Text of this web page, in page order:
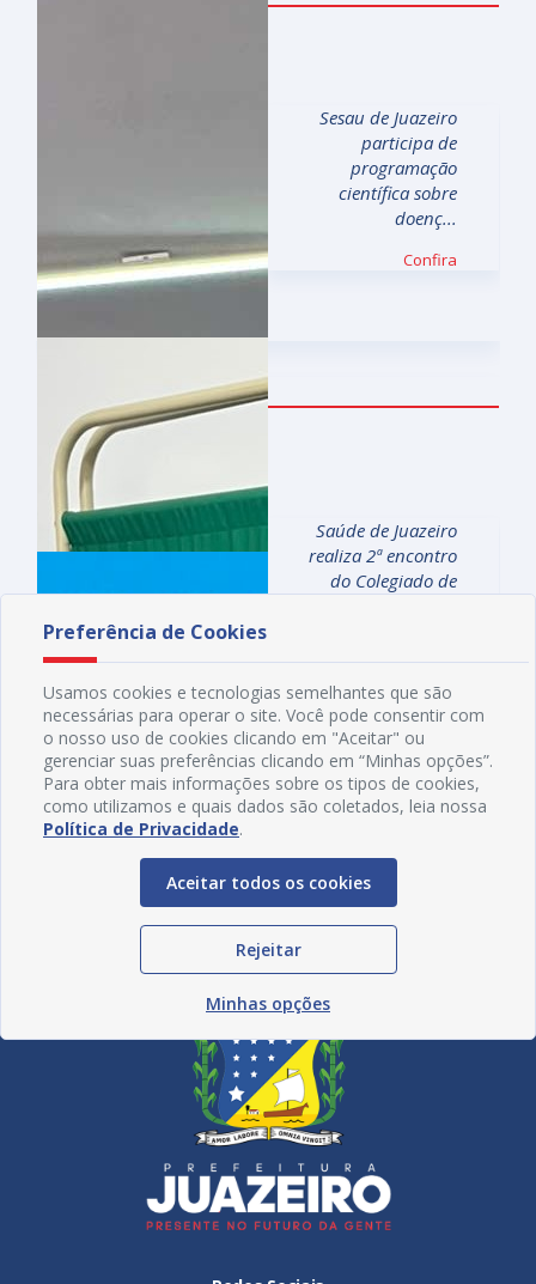
Sesau de Juazeiro
participa de
programação
científica sobre
doenç...
Confira
07.08
Saúde de Juazeiro
realiza 2ª encontro
do Colegiado de
07.08
Saúde de Juazeiro
celebra Dia dos Pais
com ação de
prevenção e cu...
07.08
Ver mais notícias
Preferência de Cookies
Usamos cookies e tecnologias semelhantes que são
necessárias para operar o site. Você pode consentir com
o nosso uso de cookies clicando em "Aceitar" ou
gerenciar suas preferências clicando em “Minhas opções”.
Para obter mais informações sobre os tipos de cookies,
como utilizamos e quais dados são coletados, leia nossa
Política de Privacidade.
Aceitar todos os cookies
Rejeitar
Minhas opções